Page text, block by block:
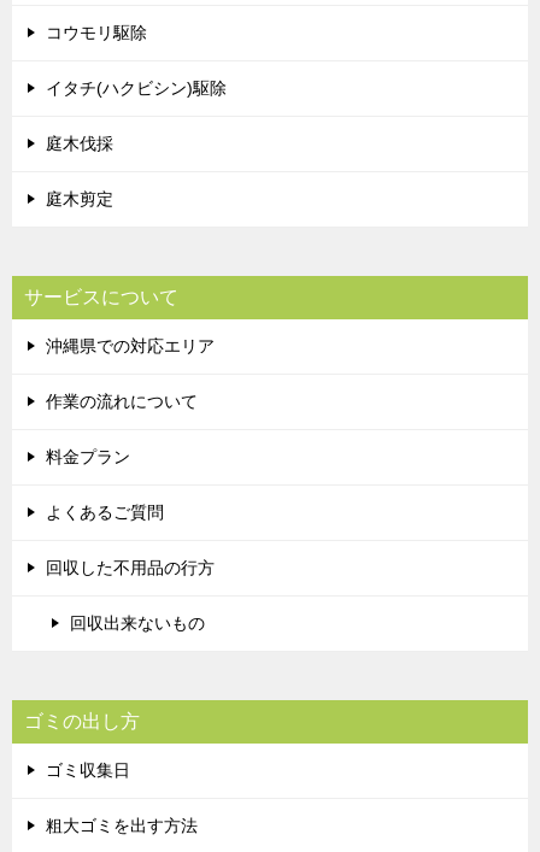
コウモリ駆除
イタチ(ハクビシン)駆除
庭木伐採
庭木剪定
サービスについて
沖縄県での対応エリア
作業の流れについて
料金プラン
よくあるご質問
回収した不用品の行方
回収出来ないもの
ゴミの出し方
ゴミ収集日
粗大ゴミを出す方法